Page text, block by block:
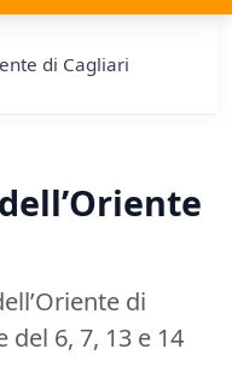
di Cagliari
di
6, 7, 13 e 14